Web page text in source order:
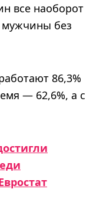
все наоборот
без
86,3%
— 62,6%, а с